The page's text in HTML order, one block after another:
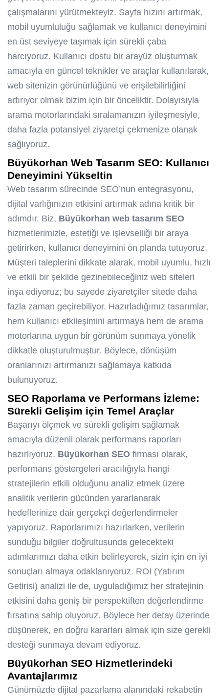
çalışmalarını yürütmekteyiz. Sayfa hızını artırmak,
mobil uyumluluğu sağlamak ve kullanıcı deneyimini
en üst seviyeye taşımak için sürekli çaba
harcıyoruz. Kullanıcı dostu bir arayüz oluşturmak
amacıyla en güncel teknikler ve araçlar kullanılarak,
web sitenizin görünürlüğünü ve erişilebilirliğini
artırıyor olmak bizim için bir önceliktir. Dolayısıyla
arama motorlarındaki sıralamanızın iyileşmesiyle,
daha fazla potansiyel ziyaretçi çekmenize olanak
sağlıyoruz.
Büyükorhan Web Tasarım SEO: Kullanıcı
Deneyimini Yükseltin
Web tasarım sürecinde SEO’nun entegrasyonu,
dijital varlığınızın etkisini artırmak adına kritik bir
adımdır. Biz, Büyükorhan web tasarım SEO
hizmetlerimizle, estetiği ve işlevselliği bir araya
getirirken, kullanıcı deneyimini ön planda tutuyoruz.
Müşteri taleplerini dikkate alarak, mobil uyumlu, hızlı
ve etkili bir şekilde gezinebileceğiniz web siteleri
inşa ediyoruz; bu sayede ziyaretçiler sitede daha
fazla zaman geçirebiliyor. Hazırladığımız tasarımlar,
hem kullanıcı etkileşimini artırmaya hem de arama
motorlarına uygun bir görünüm sunmaya yönelik
dikkatle oluşturulmuştur. Böylece, dönüşüm
oranlarınızı artırmanızı sağlamaya katkıda
bulunuyoruz.
SEO Raporlama ve Performans İzleme:
Sürekli Gelişim için Temel Araçlar
Başarıyı ölçmek ve sürekli gelişim sağlamak
amacıyla düzenli olarak performans raporları
hazırlıyoruz. Büyükorhan SEO firması olarak,
performans göstergeleri aracılığıyla hangi
stratejilerin etkili olduğunu analiz etmek üzere
analitik verilerin gücünden yararlanarak
hedeflerinize dair gerçekçi değerlendirmeler
yapıyoruz. Raporlarımızı hazırlarken, verilerin
sunduğu bilgiler doğrultusunda gelecekteki
adımlarımızı daha etkin belirleyerek, sizin için en iyi
sonuçları almaya odaklanıyoruz. ROI (Yatırım
Getirisi) analizi ile de, uyguladığımız her stratejinin
etkisini daha geniş bir perspektiften değerlendirme
fırsatına sahip oluyoruz. Böylece her detay üzerinde
düşünerek, en doğru kararları almak için size gerekli
desteği sunmaya devam ediyoruz.
Büyükorhan SEO Hizmetlerindeki
Avantajlarımız
Günümüzde dijital pazarlama alanındaki rekabetin